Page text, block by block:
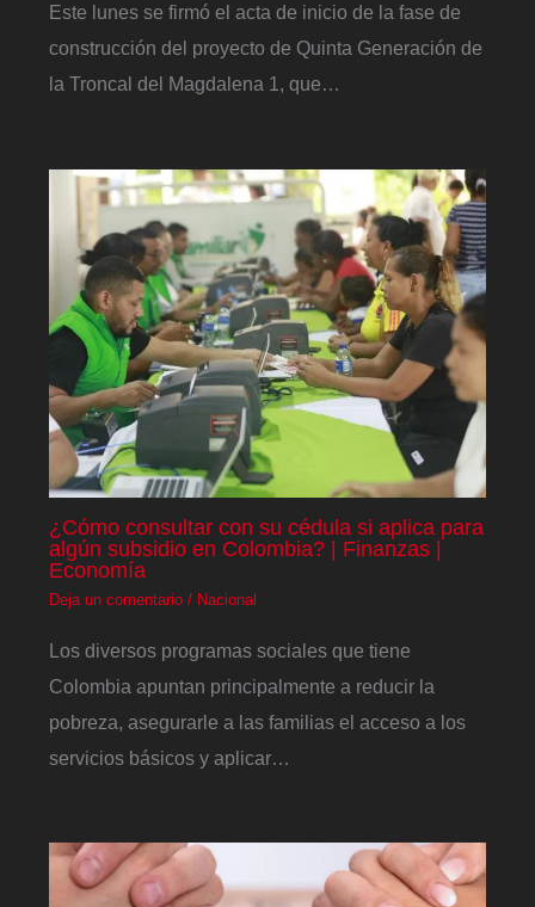
Este lunes se firmó el acta de inicio de la fase de
construcción del proyecto de Quinta Generación de
la Troncal del Magdalena 1, que…
¿Cómo consultar con su cédula si aplica para
algún subsidio en Colombia? | Finanzas |
Economía
Deja un comentario / Nacional
Los diversos programas sociales que tiene
Colombia apuntan principalmente a reducir la
pobreza, asegurarle a las familias el acceso a los
servicios básicos y aplicar…